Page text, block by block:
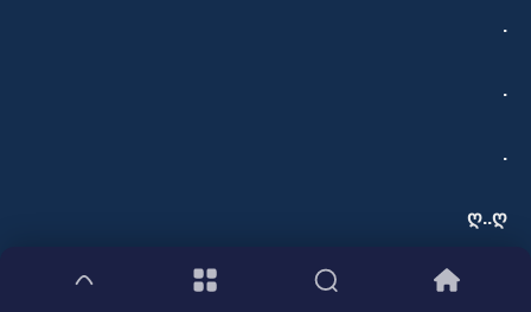
.
.
.
ღ..ღ
مطار الملك خالد